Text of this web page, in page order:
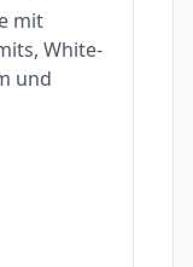
mit
White-
und